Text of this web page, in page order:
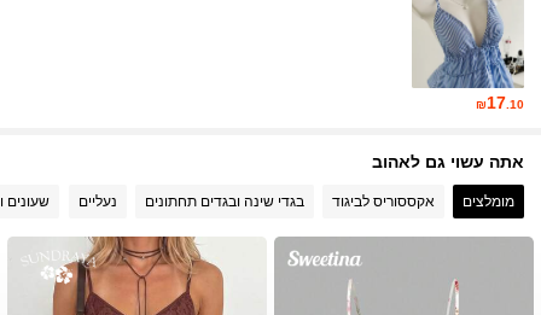
4.86 1.5M עוקבים
₪17 .10
אתה עשוי גם לאהוב
מומלצים אקססוריס לביגוד בגדי שינה ובגדים תחתונים נעליים שעונים